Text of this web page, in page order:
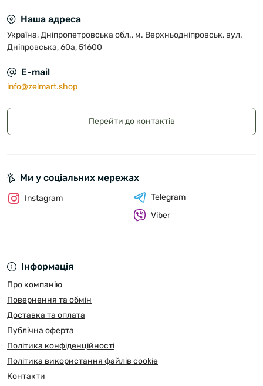
Наша адреса
Україна, Дніпропетровська обл., м. Верхньодніпровськ, вул.
Дніпровська, 60а, 51600
E-mail
info@zelmart.shop
Перейти до контактів
Інформація
Про компанію
Повернення та обмін
Доставка та оплата
Публічна оферта
Політика конфіденційності
Політика використання файлів cookie
Контакти
Ми у соціальних мережах
Instagram
Telegram
Viber